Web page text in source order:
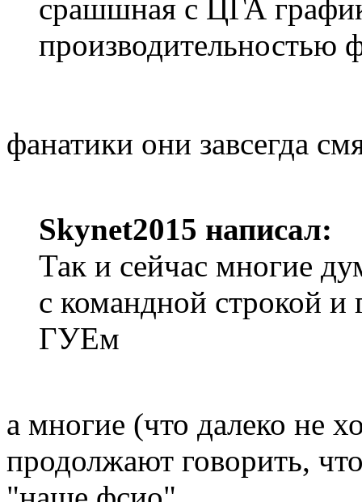
срашшная с ЦГА
производительностью
фанатики они завсегда
Skynet2015 написал:
Так и сейчас многие
с командной строкой
ГУЕм
а многие (что далеко не
продолжают говорить,